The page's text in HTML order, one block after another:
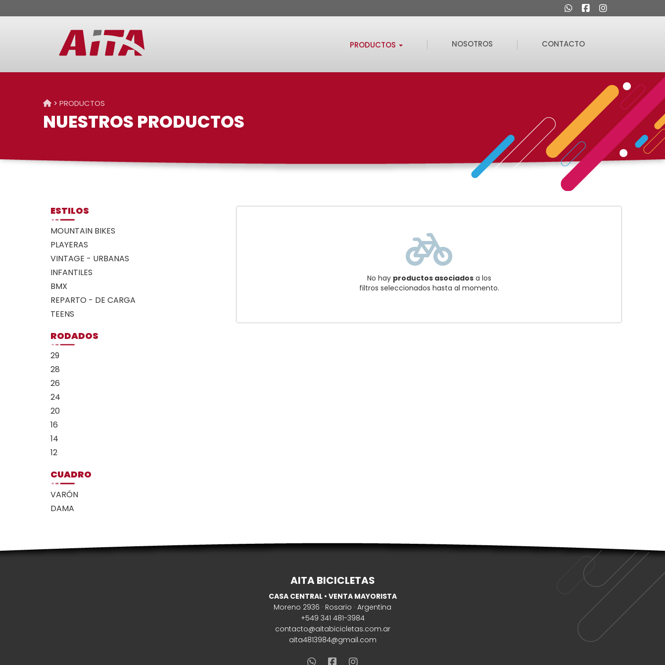
PRODUCTOS NOSOTROS CONTACTO
> PRODUCTOS
NUESTROS PRODUCTOS
ESTILOS
MOUNTAIN BIKES
PLAYERAS
VINTAGE - URBANAS
INFANTILES
BMX
REPARTO - DE CARGA
TEENS
RODADOS
29
28
26
24
20
16
14
12
CUADRO
VARÓN
DAMA
No hay productos asociadosa los
filtros seleccionados hasta al momento.
AITA BICICLETAS
CASA CENTRAL • VENTA MAYORISTA
Moreno 2936 · Rosario · Argentina
+549 341 481-3984
contacto@aitabicicletas.com.ar
aita4813984@gmail.com